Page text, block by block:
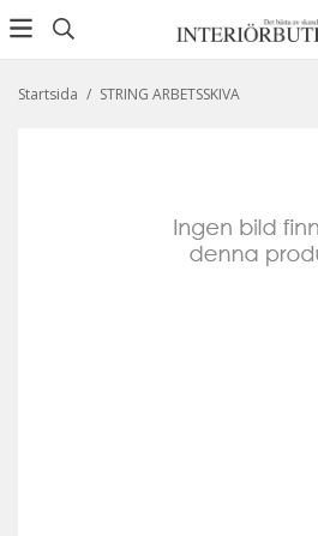
Startsida / STRING ARBETSSKIVA